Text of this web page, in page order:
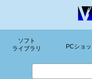
ソフト
ライブラリ
PCショ